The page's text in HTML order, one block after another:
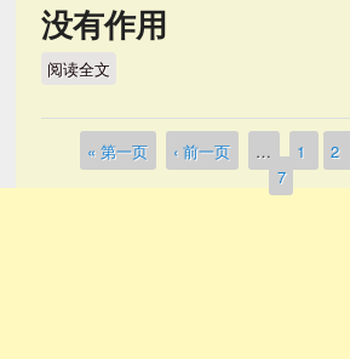
没有作用
阅读全文
页面« 第一页 ‹ 前一页 … 1 2
7